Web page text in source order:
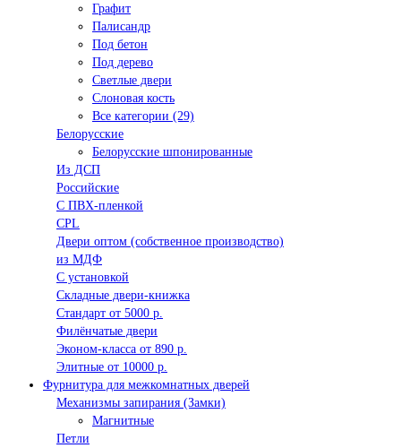
Графит
Палисандр
Под бетон
Под дерево
Светлые двери
Слоновая кость
Все категории (29)
Белорусские
Белорусские шпонированные
Из ДСП
Российские
C ПВХ-пленкой
CPL
Двери оптом (собственное производство)
из МДФ
С установкой
Складные двери-книжка
Стандарт от 5000 р.
Филёнчатые двери
Эконом-класса от 890 р.
Элитные от 10000 р.
Фурнитура для межкомнатных дверей
Механизмы запирания (Замки)
Магнитные
Петли